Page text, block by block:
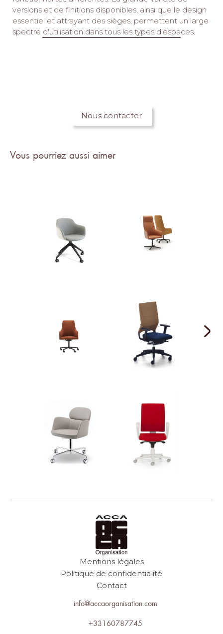
versions et de finitions disponibles, ainsi que le design
essentiel et attrayant des sièges, permettent un large
spectre d'utilisation dans tous les types d'espaces.‎
Nous contacter
Vous pourriez aussi aimer
Mentions légales
Politique de confidentialité
Contact
info@accaorganisation.com
+33160787745